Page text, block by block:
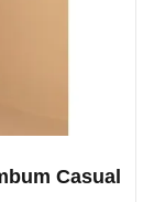
Casual